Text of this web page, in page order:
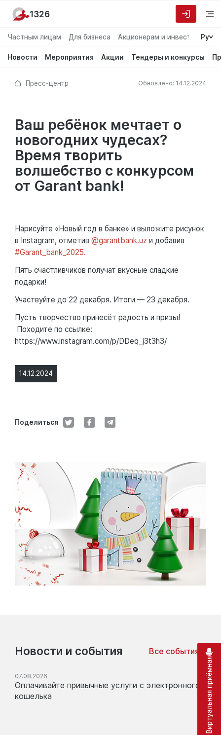
Частным лицам Для бизнеса Акционерам и инвесторам
Ру
Новости Мероприятия Акции Тендеры и конкурсы
1326
Пресс-центр Обновлено: 14.12.2024
Ваш ребёнок мечтает о
новогодних чудесах?
Время творить
волшебство с конкурсом
от Garant bank!
14.12.2024
Поделиться
Нарисуйте «Новый год в банке» и выложите рисунок
в Instagram, отметив @garantbank.uz и добавив
#Garant_bank_2025.
Пять счастливчиков получат вкусные сладкие
подарки!
Участвуйте до 22 декабря. Итоги — 23 декабря.
Пусть творчество принесёт радость и призы!
Походите по ссылке:
https://www.instagram.com/p/DDeq_j3t3h3/
Новости и события Все события
07.08.2026
Оплачивайте привычные услуги с электронного
кошелька
Виртуальная приёмная